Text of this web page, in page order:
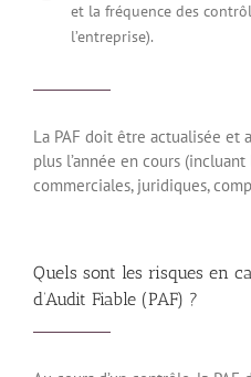
et la fréquence des
l’entreprise).
La PAF doit être actualisée et
plus l’année en cours
commerciales, juridiques,
Quels sont les risques en
d’Audit Fiable (PAF) ?